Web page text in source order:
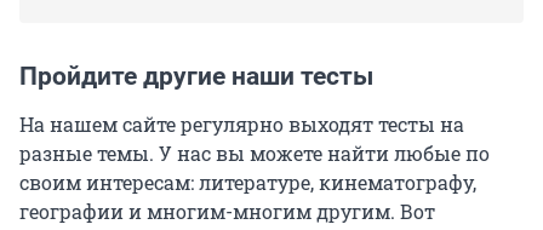
Пройдите другие наши тесты
На нашем сайте регулярно выходят тесты на
разные темы. У нас вы можете найти любые по
своим интересам: литературе, кинематографу,
географии и многим-многим другим. Вот